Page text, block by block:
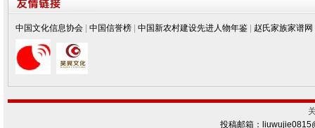
中国文化信息协会 | 中国信誉榜 | 中国新农村建设先进人物年鉴 | 赵氏家族家谱网
投稿邮箱：